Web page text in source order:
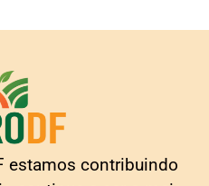
estamos contribuindo